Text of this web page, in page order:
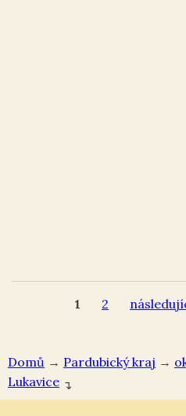
Domů → Pardubický kraj →
Lukavice ↴
1 2